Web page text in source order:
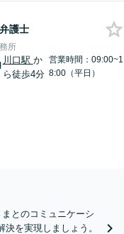
弁護士
所
川口駅 か
ら徒歩4分
営業時間：09:00~1
8:00（平日）
とのコミュニケーシ
を実現しましょう。